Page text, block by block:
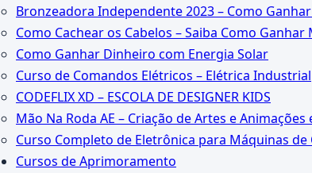
Bronzeadora Independente 2023 – Como
Como Cachear os Cabelos – Saiba Como
Como Ganhar Dinheiro com Energia Solar
Curso de Comandos Elétricos – Elétrica Industrial
CODEFLIX XD – ESCOLA DE DESIGNER KIDS
Mão Na Roda AE – Criação de Artes e
Curso Completo de Eletrônica para Máquinas de
Cursos de Aprimoramento